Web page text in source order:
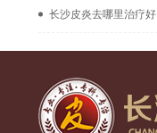
长沙皮炎去哪里治疗好